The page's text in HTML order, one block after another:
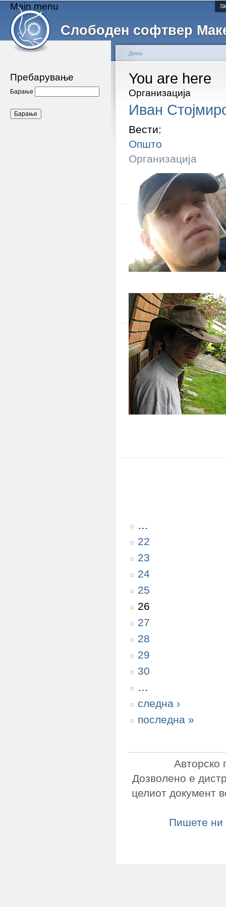
Слободен софтвер
Main menu
Пребарување
Барање
You are here
Дома
Организација
Иван
Вести:
Општо
Организација
22
23
24
25
26
27
28
29
30
…
следна ›
последна »
Авторско
Дозволено е
целиот документ
Пишете ни